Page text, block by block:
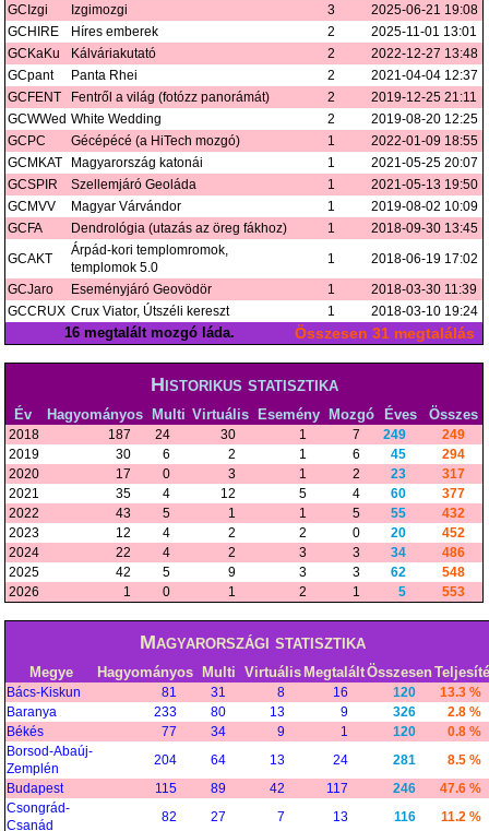
GCIzgi
Izgimozgi 3
2025-06-21 19:08
GCHIRE
Híres emberek 2
2025-11-01 13:01
GCKaKu
Kálváriakutató 2
2022-12-27 13:48
GCpant
Panta Rhei 2
2021-04-04 12:37
GCFENT
Fentről a világ (fotózz panorámát) 2
2019-12-25 21:11
GCWWed White Wedding 2
2019-08-20 12:25
GCPC
Gécépécé (a HiTech mozgó) 1
2022-01-09 18:55
GCMKAT
Magyarország katonái 1
2021-05-25 20:07
GCSPIR
Szellemjáró Geoláda 1
2021-05-13 19:50
GCMVV
Magyar Várvándor 1
2019-08-02 10:09
GCFA
Dendrológia (utazás az öreg fákhoz) 1
2018-09-30 13:45
GCAKT
Árpád-kori templomromok,
templomok 5.0
1
2018-06-19 17:02
GCJaro
Eseményjáró Geovödör 1
2018-03-30 11:39
GCCRUX Crux Viator, Útszéli kereszt 1 2018-03-10 19:24
16 megtalált mozgó láda. Összesen 31 megtalálás
Historikus statisztika
Év Hagyományos Multi Virtuális Esemény Mozgó Éves Összes
2018 187 24 30 1 7 249
249
2019
30 6 2 1 6 45
294
2020
17 0 3 1 2 23
317
2021
35 4 12 5 4 60
377
2022
43 5 1 1 5 55
432
2023
12 4 2 2 0 20
452
2024
22 4 2 3 3 34
486
2025
42 5 9 3 3 62
548
2026
1 0 1 2 1 5 553
Magyarországi statisztika
Megye Hagyományos Multi Virtuális MegtaláltÖsszesen
Bács-Kiskun 81 31 8 16 120
13.3 %
Baranya
233 80 13 9 326
2.8 %
Békés
77 34 9 1 120
0.8 %
Borsod-Abaúj-
Zemplén
204 64 13 24 281
8.5 %
Budapest
115 89 42 117 246
47.6 %
Csongrád-
Csanád
82 27 7 13 116 11.2 %